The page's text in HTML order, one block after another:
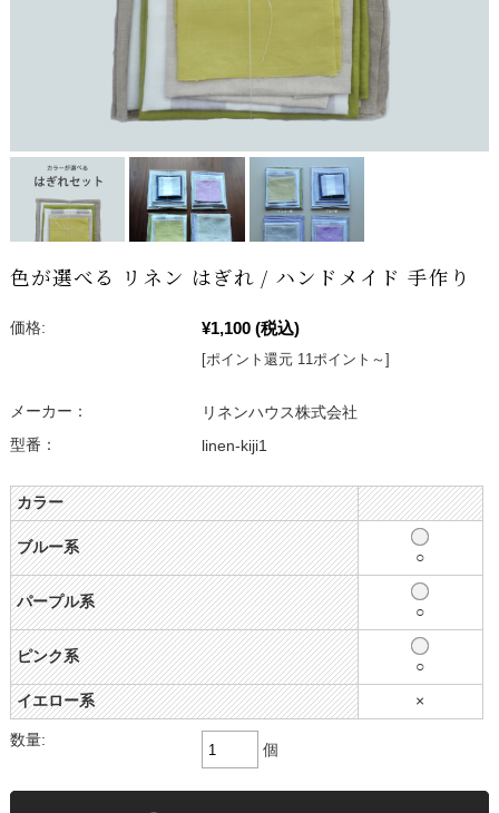
色が選べる リネン はぎれ / ハンドメイド 手作り
価格: ¥1,100 (税込)
[ポイント還元 11ポイント～]
メーカー：
リネンハウス株式会社
型番：
linen-kiji1
カラー
ブルー系
○
パープル系
○
ピンク系
○
イエロー系 ×
数量:
個